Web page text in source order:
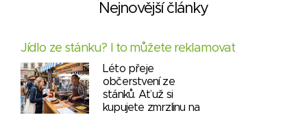
Nejnovější články
Jídlo ze stánku? I to můžete reklamovat
Léto přeje
občerstvení ze
stánků. Ať už si
kupujete zmrzlinu na